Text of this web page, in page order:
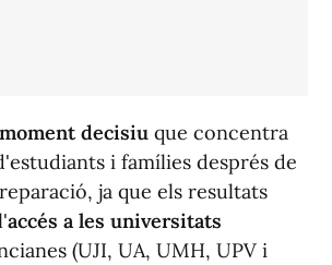
moment decisiu que concentra
i famílies després de
ja que els resultats
accés a les universitats
(UJI, UA, UMH, UPV i